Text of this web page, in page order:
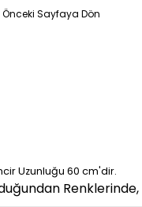
Önceki Sayfaya Dön
Uzunluğu 60 cm'dir.
Renklerinde,